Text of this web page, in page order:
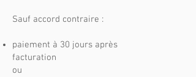
Sauf accord contraire :
paiement à 30 jours après
facturation
ou